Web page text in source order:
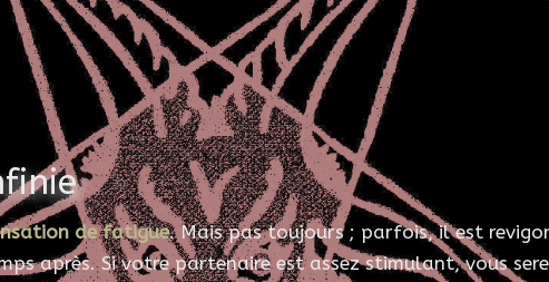
de fatigue. Mais pas toujours ; parfois, il est
après. Si votre partenaire est assez stimulant, vous